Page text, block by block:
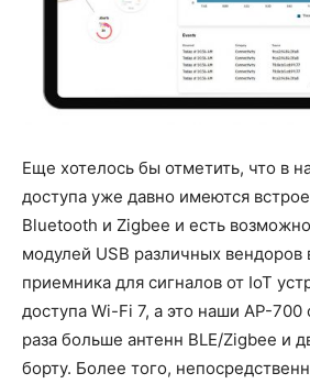
Еще хотелось бы отметить, что в
доступа уже давно имеются
Bluetooth и Zigbee и есть
модулей USB различных вендоров
приемника для сигналов от IoT
доступа Wi-Fi 7, а это наши AP-
раза больше антенн BLE/Zigbee и
борту. Более того,